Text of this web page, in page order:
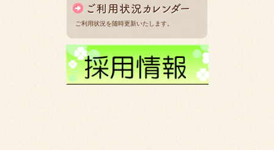
ご利用状況を随時更新いたします。